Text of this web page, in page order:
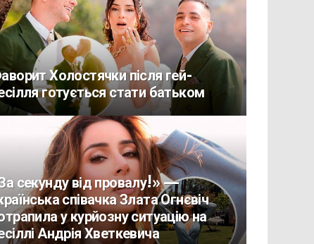
Холостячки після гей-
готується стати батьком
секунду від провалу!» —
співачка Злата Огнєвіч
у курйозну ситуацію на
Андрія Хветкевича